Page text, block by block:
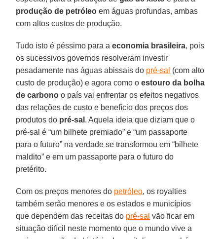
produção de petróleo em águas profundas, ambas
com altos custos de produção.
Tudo isto é péssimo para aeconomia brasileira, pois
os sucessivos governos resolveram investir
pesadamente nas águas abissais do pré-sal (com alto
custo de produção) e agora como oestouro da bolha
de carbono o país vai enfrentar os efeitos negativos
das relações de custo e benefício dos preços dos
produtos do pré-sal . Aquela ideia que diziam que o
pré-sal é “um bilhete premiado” e “um passaporte
para o futuro” na verdade se transformou em “bilhete
maldito” e em um passaporte para o futuro do
pretérito.
Com os preços menores do petróleo, os royalties
também serão menores e os estados e municípios
que dependem das receitas do pré-sal vão ficar em
situação difícil neste momento que o mundo vive a